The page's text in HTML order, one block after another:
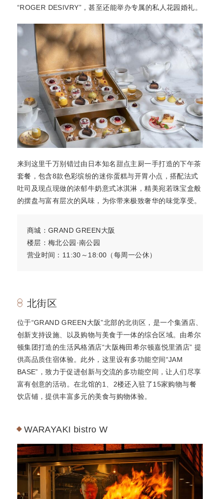
“ROGER DESIVRY”，甚至还能举办专属的私人花园婚礼。
来到这里千万别错过由日本知名甜点主厨一手打造的下午茶
套餐，包含8款色彩缤纷的迷你蛋糕与开胃小点，搭配法式
吐司及现点现做的浓郁牛奶意式冰淇淋，精美宛若珠宝盒般
的摆盘与富有层次的风味，为你带来极致奢华的味觉享受。
商城：GRAND GREEN大阪
楼层：梅北公园·南公园
营业时间：11:30～18:00（每周一公休）
北街区
位于“GRAND GREEN大阪”北部的北街区，是一个集酒店、
创新支持设施、以及购物与美食于一体的综合区域。由希尔
顿集团打造的生活风格酒店“大阪梅田希尔顿嘉悦里酒店” 提
供高品质住宿体验。此外，这里设有多功能空间“JAM
BASE”，致力于促进创新与交流的多功能空间，让人们尽享
富有创意的活动。在北馆的1、2楼还入驻了15家购物与餐
饮店铺，提供丰富多元的美食与购物体验。
WARAYAKI bistro W